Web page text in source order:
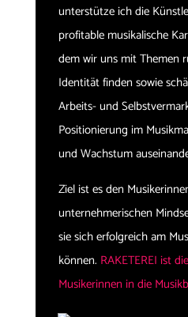
unterstütze ich die
profitable musikalische
dem wir uns mit Themen
Identität finden sowie
Arbeits- und
Positionierung im
und Wachstum
Ziel ist es den
unternehmerischen
sie sich erfolgreich am
können. RAKETEREI ist
Musikerinnen in die